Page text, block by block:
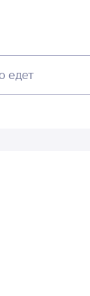
едет